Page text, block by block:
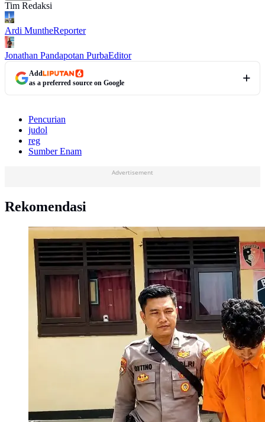
Tim Redaksi
Ardi MuntheReporter
Jonathan Pandapotan PurbaEditor
Add
as a preferred source on Google
Pencurian
judol
reg
Sumber Enam
Advertisement
Rekomendasi